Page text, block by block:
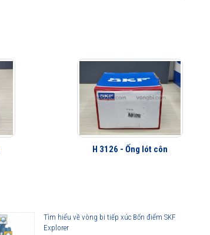
H 3126 - Ống lót côn
Tìm hiểu về vòng bi tiếp xúc Bốn điểm SKF
Explorer